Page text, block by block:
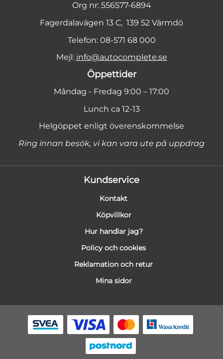
Org nr: 556577-6894
Fagerdalavägen 13 C, 139 52 Värmdö
Telefon: 08-571 68 000
Mejl: info@autocomplete.se
Öppettider
Måndag - Fredag 9:00 – 17:00
Lunch ca 12-13
Helgöppet enligt överenskommelse
Ring innan besök, vi kan vara ute på uppdrag
Kundservice
Kontakt
Köpvillkor
Hur handlar jag?
Policy och cookies
Reklamation och retur
Mina sidor